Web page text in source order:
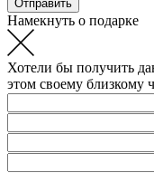
Намекнуть о подарке
Хотели бы получить
этом своему близкому